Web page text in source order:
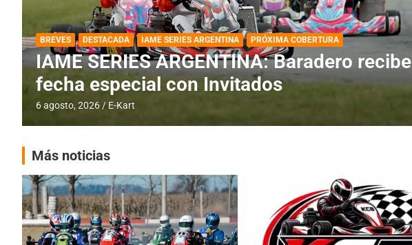
DESTACADA IAME SERIES ARGENTINA
IAME SERIES ARGENTINA: Horarios para la
fecha con Invitados
4 agosto, 2026 E-Kart
Más noticias